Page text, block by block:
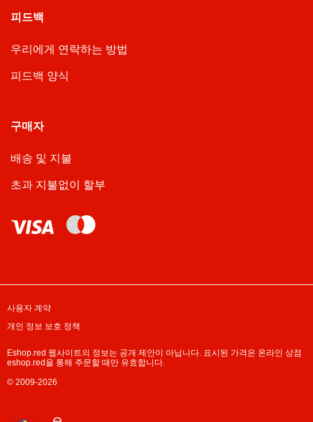
피드백
우리에게 연락하는 방법
피드백 양식
구매자
배송 및 지불
초과 지불없이 할부
사용자 계약
개인 정보 보호 정책
Eshop.red 웹사이트의 정보는 공개 제안이 아닙니다. 표시된 가격은 온라인 상점
eshop.red을 통해 주문할 때만 유효합니다.
© 2009-2026